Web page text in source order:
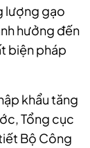
lượng gạo
hưởng đến
biện pháp
khẩu tăng
Tổng cục
Bộ Công